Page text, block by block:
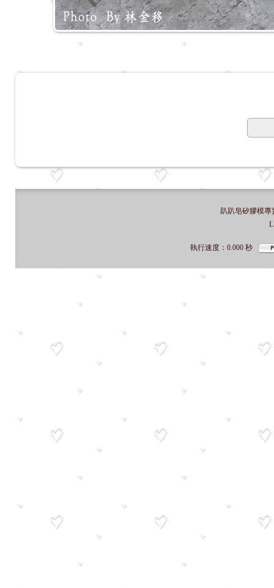
趴趴皂矽膠模專
執行速度 ：0.000 秒